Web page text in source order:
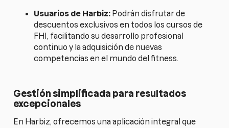
Usuarios de Harbiz: Podrán disfrutar de
descuentos exclusivos en todos los cursos de
FHI, facilitando su desarrollo profesional
continuo y la adquisición de nuevas
competencias en el mundo del fitness.
Gestión simplificada para resultados
excepcionales
En Harbiz, ofrecemos una aplicación integral que